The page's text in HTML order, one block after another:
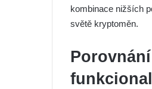
kombinace nižších
světě kryptoměn.